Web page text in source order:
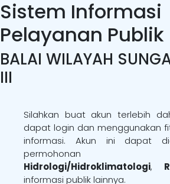
Sistem Informasi
Pelayanan Publik
BALAI WILAYAH
III
Silahkan buat akun terlebih
dapat login dan menggunakan
informasi. Akun ini dapat
permohonan
Hidrologi/Hidroklimatologi,
informasi publik lainnya.